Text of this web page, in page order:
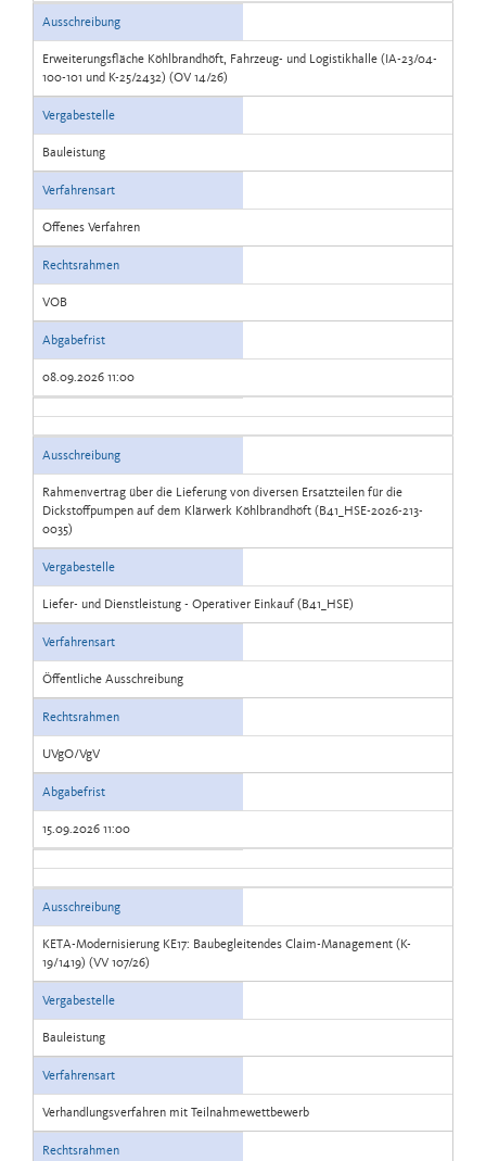
Ausschreibung
Erweiterungsfläche Köhlbrandhöft, Fahrzeug- und Logistikhalle (IA-23/04-
100-101 und K-25/2432) (OV 14/26)
Vergabestelle
Bauleistung
Verfahrensart
Offenes Verfahren
Rechtsrahmen
VOB
Abgabefrist
08.09.2026 11:00
Ausschreibung
Rahmenvertrag über die Lieferung von diversen Ersatzteilen für die
Dickstoffpumpen auf dem Klärwerk Köhlbrandhöft (B41_HSE-2026-213-
0035)
Vergabestelle
Liefer- und Dienstleistung - Operativer Einkauf (B41_HSE)
Verfahrensart
Öffentliche Ausschreibung
Rechtsrahmen
UVgO/VgV
Abgabefrist
15.09.2026 11:00
Ausschreibung
KETA-Modernisierung KE17: Baubegleitendes Claim-Management (K-
19/1419) (VV 107/26)
Vergabestelle
Bauleistung
Verfahrensart
Verhandlungsverfahren mit Teilnahmewettbewerb
Rechtsrahmen